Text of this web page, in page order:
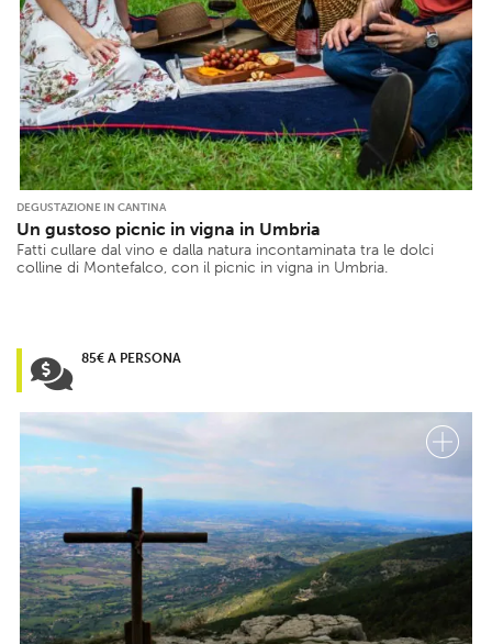
DEGUSTAZIONE IN CANTINA
Un gustoso picnic in vigna in Umbria
Fatti cullare dal vino e dalla natura incontaminata tra le dolci
colline di Montefalco, con il picnic in vigna in Umbria.
85€ A PERSONA